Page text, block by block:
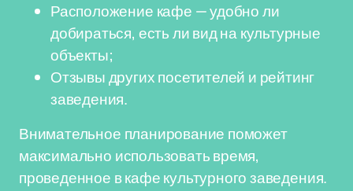
Расположение кафе — удобно ли
добираться, есть ли вид на культурные
объекты;
Отзывы других посетителей и рейтинг
заведения.
Внимательное планирование поможет
максимально использовать время,
проведенное в кафе культурного заведения.